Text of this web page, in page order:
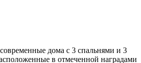
дома с 3 спальнями и 3
в отмеченной наградами